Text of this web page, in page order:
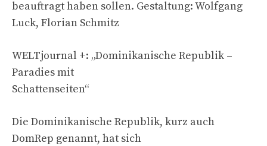
beauftragt haben sollen. Gestaltung: Wolfgang
Luck, Florian Schmitz
WELTjournal +: „Dominikanische Republik –
Paradies mit
Schattenseiten“
Die Dominikanische Republik, kurz auch
DomRep genannt, hat sich